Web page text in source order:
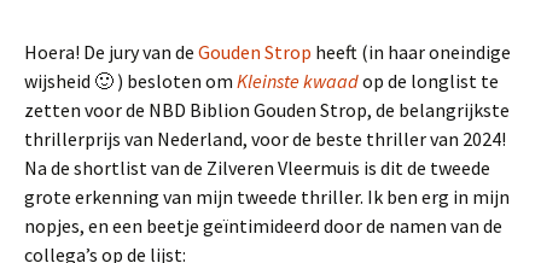
Hoera! De jury van de Gouden Strop heeft (in haar oneindige
wijsheid 🙂 ) besloten om Kleinste kwaadop de longlist te
zetten voor de NBD Biblion Gouden Strop, de belangrijkste
thrillerprijs van Nederland, voor de beste thriller van 2024!
Na de shortlist van de Zilveren Vleermuis is dit de tweede
grote erkenning van mijn tweede thriller. Ik ben erg in mijn
nopjes, en een beetje geïntimideerd door de namen van de
collega’s op de lijst: